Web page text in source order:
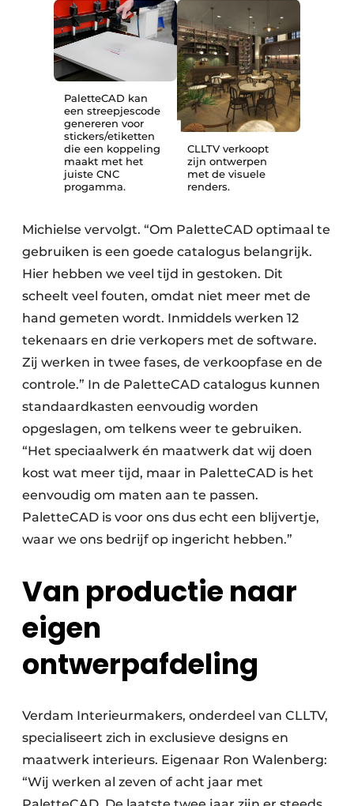
PaletteCAD kan
een streepjescode
genereren voor
stickers/etiketten
die een koppeling
maakt met het
juiste CNC
progamma.
CLLTV verkoopt
zijn ontwerpen
met de visuele
renders.
Michielse vervolgt. “Om PaletteCAD optimaal te
gebruiken is een goede catalogus belangrijk.
Hier hebben we veel tijd in gestoken. Dit
scheelt veel fouten, omdat niet meer met de
hand gemeten wordt. Inmiddels werken 12
tekenaars en drie verkopers met de software.
Zij werken in twee fases, de verkoopfase en de
controle.” In de PaletteCAD catalogus kunnen
standaardkasten eenvoudig worden
opgeslagen, om telkens weer te gebruiken.
“Het speciaalwerk én maatwerk dat wij doen
kost wat meer tijd, maar in PaletteCAD is het
eenvoudig om maten aan te passen.
PaletteCAD is voor ons dus echt een blijvertje,
waar we ons bedrijf op ingericht hebben.”
Van productie naar
eigen
ontwerpafdeling
Verdam Interieurmakers, onderdeel van CLLTV,
specialiseert zich in exclusieve designs en
maatwerk interieurs. Eigenaar Ron Walenberg:
“Wij werken al zeven of acht jaar met